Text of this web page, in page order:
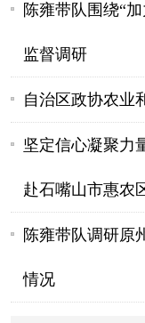
陈雍带队围绕“
监督调研
自治区政协农业
坚定信心凝聚力
赴石嘴山市惠农
陈雍带队调研原
情况